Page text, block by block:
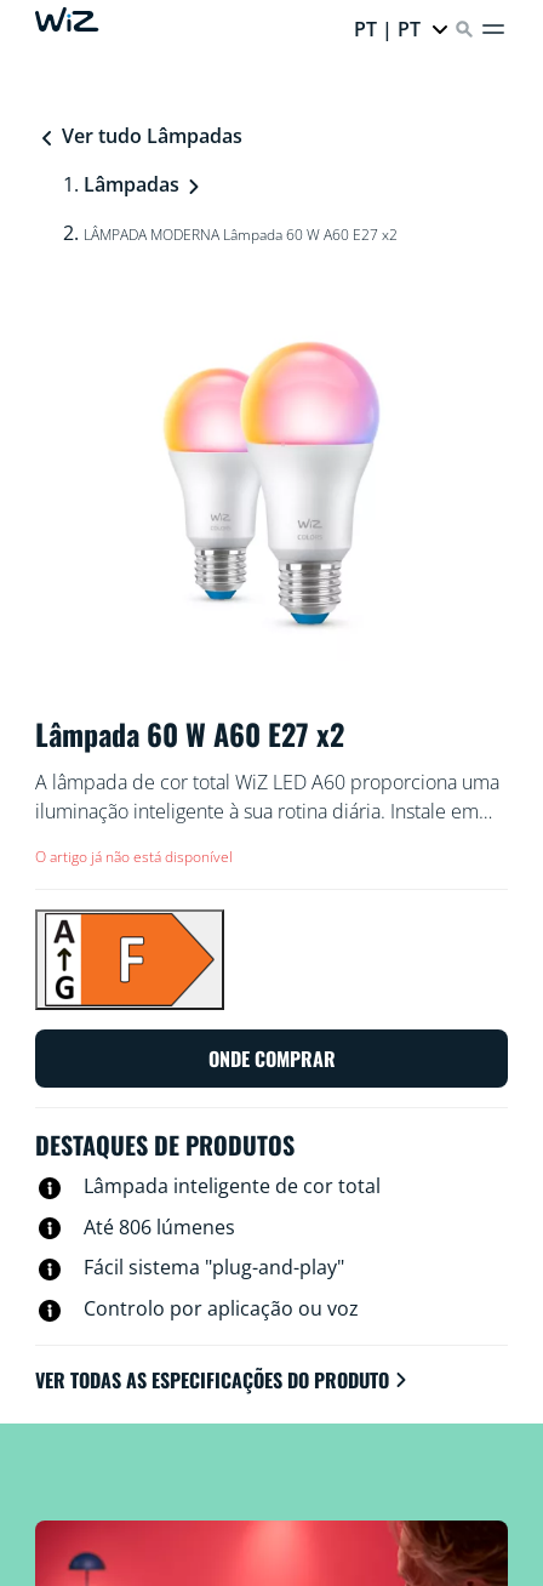
PT | PT
Ver tudo Lâmpadas
Lâmpadas
LÂMPADA MODERNA Lâmpada 60 W A60 E27 x2
Lâmpada 60 W A60 E27 x2
A lâmpada de cor total WiZ LED A60 proporciona uma
iluminação inteligente à sua rotina diária. Instale em
com 16 milhões de cores e luz branca quente e fria.
segundo as suas rotinas diárias ou semanais, controlar
através do smartphone ou da voz e aceder
remotamente às suas luzes mesmo quando está fora
de casa. As luzes WiZ são ligadas à sua rede Wi-Fi
existente, não é necessário hardware adicional.
O artigo já não está disponível
ONDE COMPRAR
DESTAQUES DE PRODUTOS
Lâmpada inteligente de cor total
Até 806 lúmenes
Fácil sistema "plug-and-play"
Controlo por aplicação ou voz
VER TODAS AS ESPECIFICAÇÕES DO PRODUTO